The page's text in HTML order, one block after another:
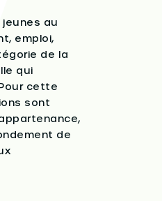
au
emploi,
de la
qui
cette
sont
de